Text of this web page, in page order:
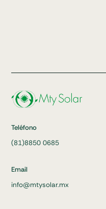
Teléfono
(81)8850 0685
Email
info@mtysolar.mx